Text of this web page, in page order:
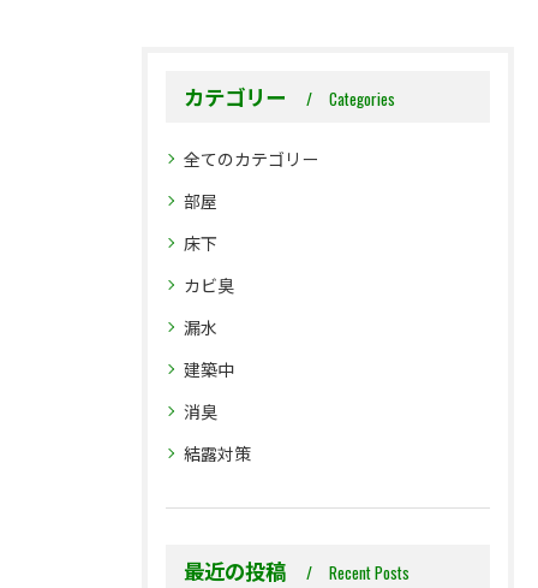
カテゴリー Categories
全てのカテゴリー
部屋
床下
カビ臭
漏水
建築中
消臭
結露対策
最近の投稿 Recent Posts